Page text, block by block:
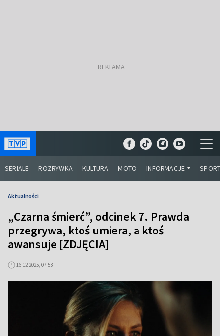
SERIALE ROZRYWKA KULTURA MOTO INFORMACJE
Aktualności
„Czarna śmierć”, odcinek 7. Prawda
przegrywa, ktoś umiera, a ktoś
awansuje [ZDJĘCIA]
16.12.2025, 07:53